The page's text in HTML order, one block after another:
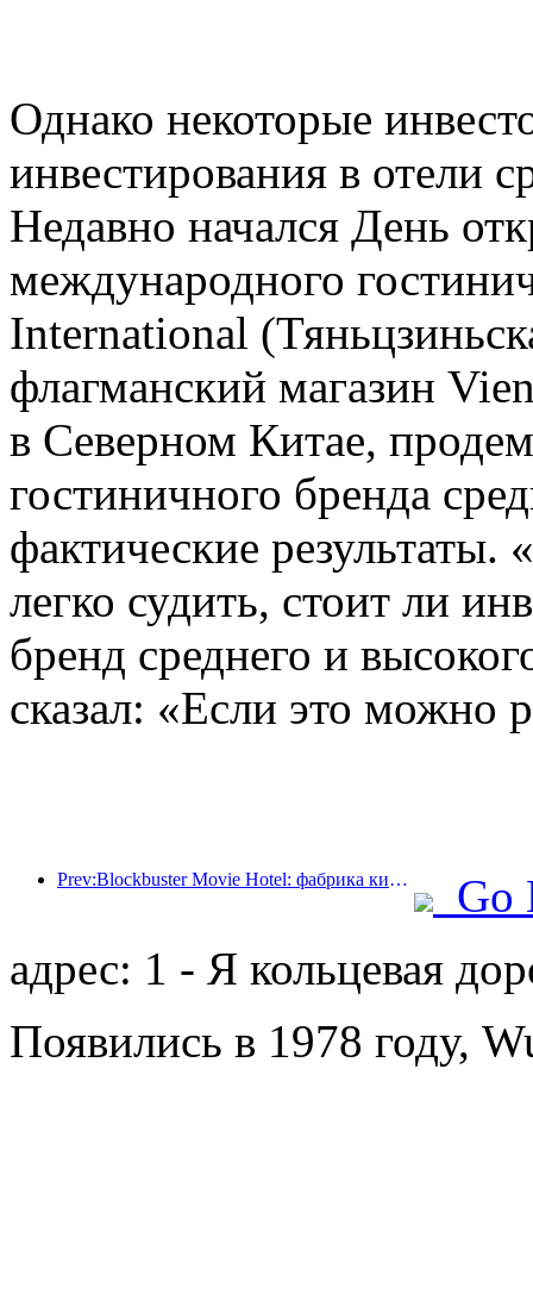
Однако некоторые
инвестирования в отели
Недавно начался День
международного
International
флагманский магазин
в Северном Китае,
гостиничного бренда
фактические
легко судить, стоит ли
бренд среднего и
сказал: «Если это можно
Prev:Blockbuster Movie Hotel: фабрика киномечт в движении
Go
адрес: 1 - Я кольцевая
Появились в 1978 году,